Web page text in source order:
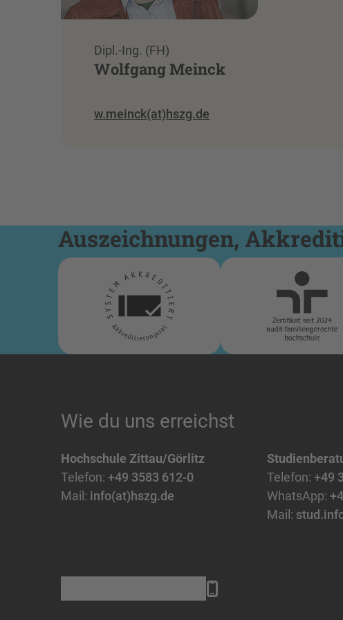
Dipl.-Ing. (FH)
Wolfgang Meinck
w.meinck(at)hszg.de
Auszeichnungen,
Wie du uns erreichst
Hochschule Zittau/Görlitz
Telefon: +49 3583 612-0
Mail: info(at)hszg.de
Telefon: +49
WhatsApp:
Mail: